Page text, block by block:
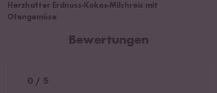
Herzhafter Erdnuss-Kokos-Milchreis mit
Ofengemüse
Bewertungen
0 / 5